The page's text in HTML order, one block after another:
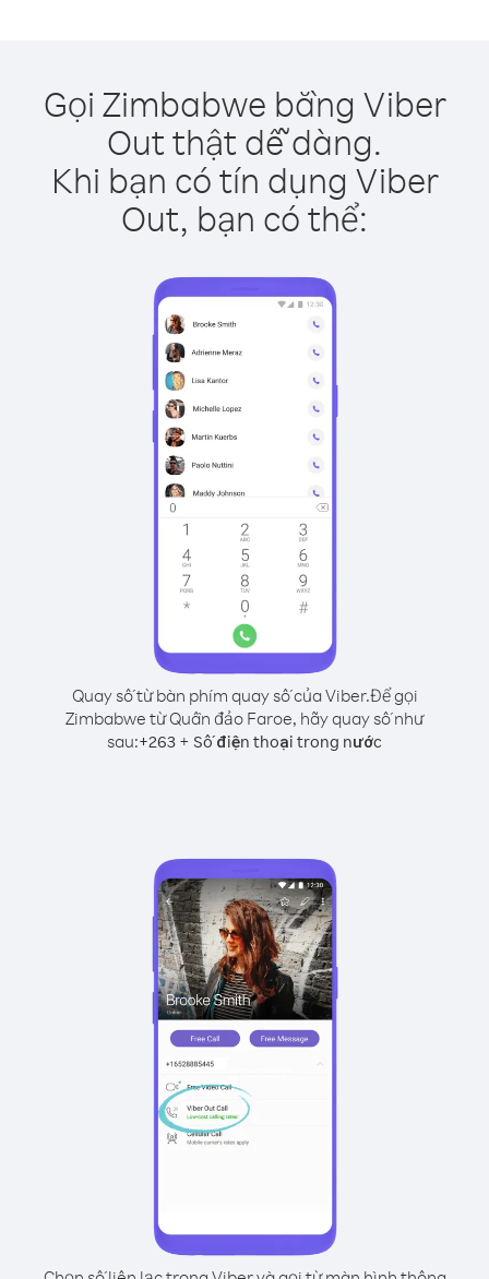
Gọi Zimbabwe bằng Viber
Out thật dễ dàng.
Khi bạn có tín dụng Viber
Out, bạn có thể:
Quay số từ bàn phím quay số của Viber.Để gọi
Zimbabwe từ Quần đảo Faroe, hãy quay số như
sau:+263 + Số điện thoại trong nước